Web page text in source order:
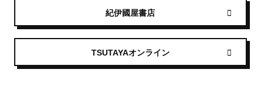
紀伊國屋書店
TSUTAYAオンライン